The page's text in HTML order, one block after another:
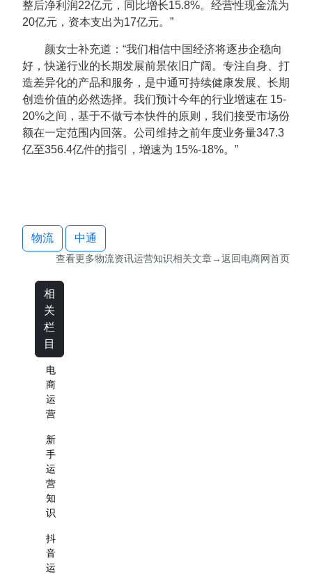
整后净利润22亿元，同比增长15.8%。经营性现金流为
20亿元，资本支出为17亿元。”
颜女士补充道：“我们相信中国经济将逐步企稳向
好，快递行业的长期发展前景依旧广阔。专注自身、打
造差异化的产品和服务，是中通可持续健康发展、长期
创造价值的必然选择。我们预计今年的行业增速在 15-
20%之间，基于不做亏本快件的原则，我们接受市场份
额在一定范围内回落。公司维持之前年度业务量347.3
亿至356.4亿件的指引，增速为 15%-18%。”
物流 中通
查看更多物流资讯运营知识相关文章→返回电商网首页
相
关
栏
目
电
商
运
营
新
手
运
营
知
识
抖
音
运